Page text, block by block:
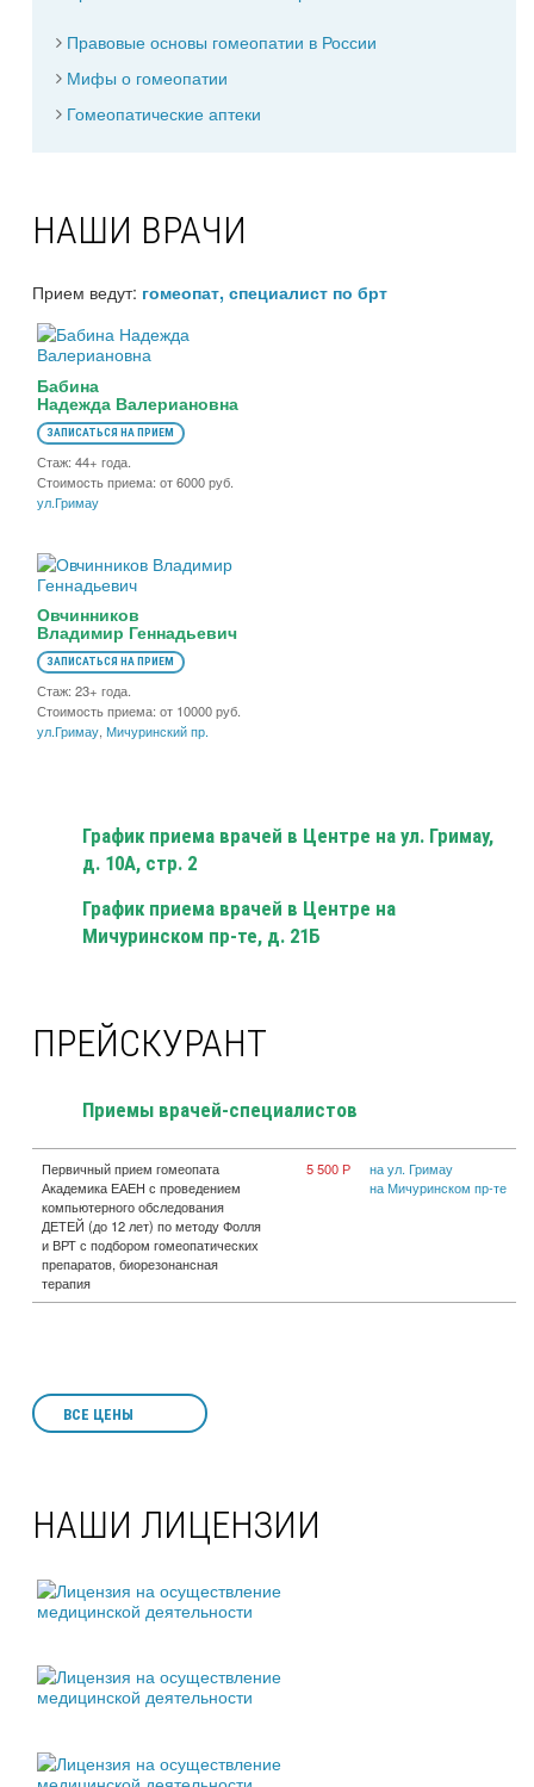
Правовые основы гомеопатии в России
Мифы о гомеопатии
Гомеопатические аптеки
НАШИ ВРАЧИ
Прием ведут: гомеопат, специалист по брт
Бабина
Надежда Валериановна
ЗАПИСАТЬСЯ НА ПРИЕМ
Стаж: 44+ года.
Стоимость приема: от 6000 руб.
ул.Гримау
Овчинников
Владимир Геннадьевич
ЗАПИСАТЬСЯ НА ПРИЕМ
Стаж: 23+ года.
Стоимость приема: от 10000 руб.
ул.Гримау, Мичуринский пр.
График приема врачей в Центре на ул. Гримау,
д. 10А, стр. 2
График приема врачей в Центре на
Мичуринском пр-те, д. 21Б
ПРЕЙСКУРАНТ
Приемы врачей-специалистов
Первичный прием гомеопата
Академика ЕАЕН с проведением
компьютерного обследования
ДЕТЕЙ (до 12 лет) по методу Фолля
и ВРТ с подбором гомеопатических
препаратов, биорезонансная
терапия
5 500 Р
на ул. Гримау
на Мичуринском пр-те
ВСЕ ЦЕНЫ
НАШИ ЛИЦЕНЗИИ